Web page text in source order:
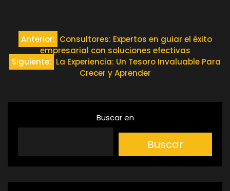
Navegación
de
Anterior: Consultores: Expertos en guiar el éxito
empresarial con soluciones efectivas
Siguiente: La Experiencia: Un Tesoro Invaluable Para
Crecer y Aprender
Buscar en
Buscar